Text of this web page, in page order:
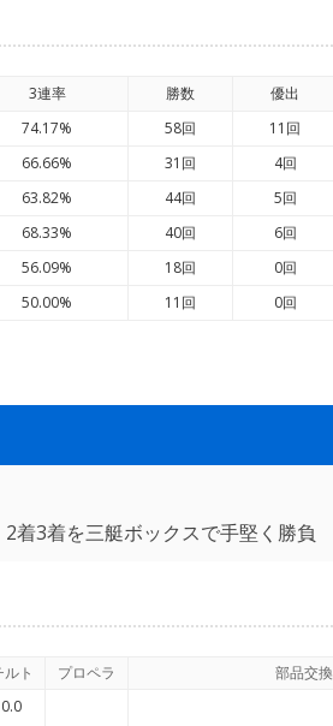
3連率 勝数 優出
74.17% 58回 11回
66.66% 31回 4回
63.82% 44回 5回
68.33% 40回 6回
56.09% 18回 0回
50.00% 11回 0回
着3着を三艇ボックスで手堅く勝負
ルト プロペラ
部品交換
0.0